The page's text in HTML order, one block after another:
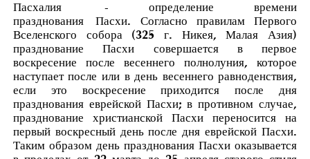
Пасхалия - определение времени
празднованияПасхи. Согласно правилам Первого
Вселенского собора (325 г. Никея, Малая Азия)
празднование Пасхи совершается в первое
воскресение после весеннего полнолуния, которое
наступает после или в день весеннего равноденствия,
если это воскресение приходится после дня
празднования еврейской Пасхи; в противном случае,
празднование христианской Пасхи переносится на
первый воскресный день после дня еврейской Пасхи.
Таким образом день празднования Пасхи оказывается